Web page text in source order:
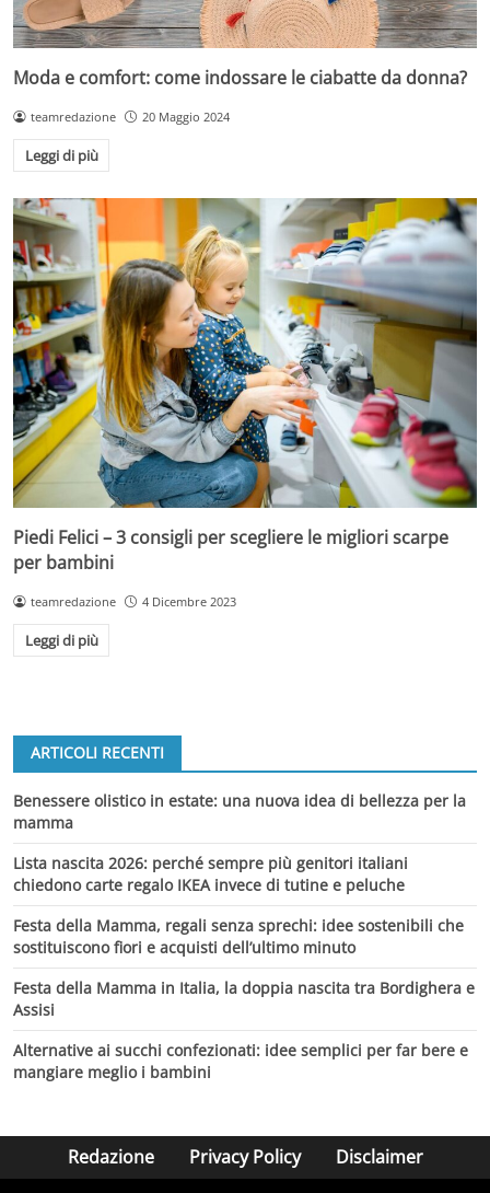
Moda e comfort: come indossare le ciabatte da donna?
teamredazione 20 Maggio 2024
Leggi di più
Piedi Felici – 3 consigli per scegliere le migliori scarpe
per bambini
teamredazione 4 Dicembre 2023
Leggi di più
ARTICOLI RECENTI
Benessere olistico in estate: una nuova idea di bellezza per la
mamma
Lista nascita 2026: perché sempre più genitori italiani
chiedono carte regalo IKEA invece di tutine e peluche
Festa della Mamma, regali senza sprechi: idee sostenibili che
sostituiscono fiori e acquisti dell’ultimo minuto
Festa della Mamma in Italia, la doppia nascita tra Bordighera e
Assisi
Alternative ai succhi confezionati: idee semplici per far bere e
mangiare meglio i bambini
Redazione Privacy Policy Disclaimer